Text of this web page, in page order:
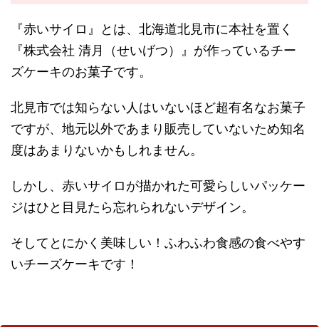
『赤いサイロ』とは、北海道北見市に本社を置く
『株式会社 清月（せいげつ）』が作っているチー
ズケーキのお菓子です。
北見市では知らない人はいないほど超有名なお菓子
ですが、地元以外であまり販売していないため知名
度はあまりないかもしれません。
しかし、赤いサイロが描かれた可愛らしいパッケー
ジはひと目見たら忘れられないデザイン。
そしてとにかく美味しい！ふわふわ食感の食べやす
いチーズケーキです！